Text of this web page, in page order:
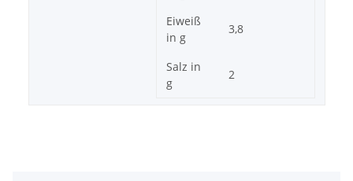
Eiweiß
in g
3,8
Salz in
g
2